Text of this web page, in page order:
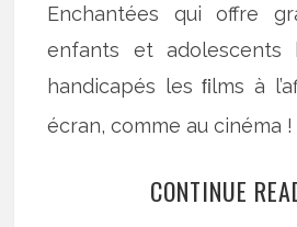
Enchantées qui offre
enfants et adolescents
handicapés les ﬁlms à
écran, comme au cinéma !
CONTINUE